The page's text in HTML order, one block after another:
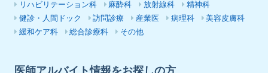
リハビリテーション科
麻酔科 放射線科
精神科
健診・人間ドック
訪問診療 産業医 病理科
美容皮膚科
緩和ケア科
総合診療科 その他